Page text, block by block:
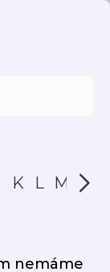
K L M N
nemáme